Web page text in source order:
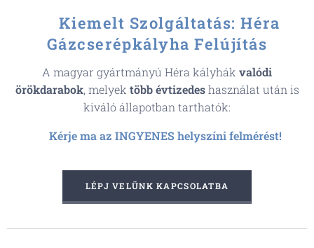
Kiemelt Szolgáltatás: Héra
Gázcserépkályha Felújítás
A magyar gyártmányú Héra kályhák valódi
örökdarabok, melyek több évtizedeshasználat után is
kiváló állapotban tarthatók:
Kérje ma az INGYENES helyszíni felmérést!
LÉPJ VELÜNK KAPCSOLATBA